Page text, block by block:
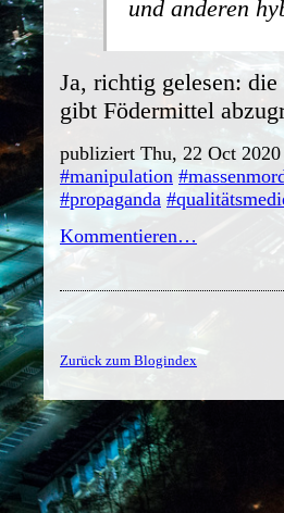
und anderen
Ja, richtig gelesen:
gibt Födermittel
publiziert Thu, 22 Oct
#manipulation
#propaganda
Kommentieren…
Zurück zum Blogindex